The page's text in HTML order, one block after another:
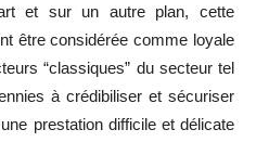
et sur un autre plan, cette
être considérée comme loyale
“classiques” du secteur tel
à crédibiliser et sécuriser
prestationdifficile et délicate